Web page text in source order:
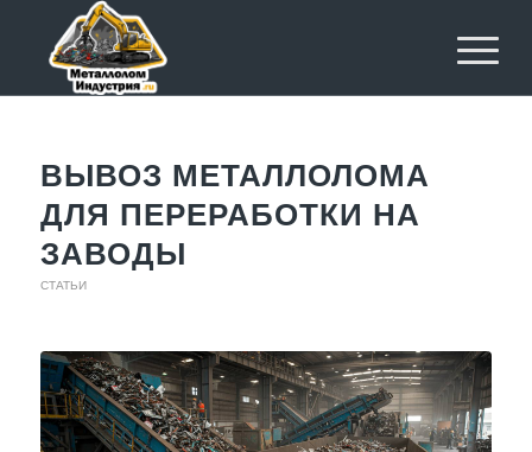
ВЫВОЗ МЕТАЛЛОЛОМА
ДЛЯ ПЕРЕРАБОТКИ НА
ЗАВОДЫ
СТАТЬИ